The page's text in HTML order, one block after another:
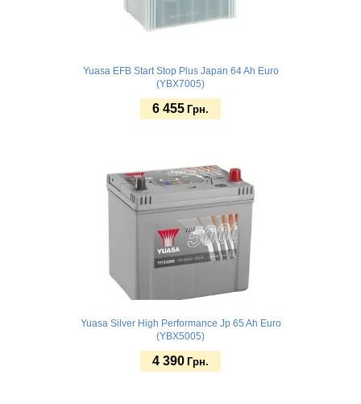
Yuasa EFB Start Stop Plus Japan 64 Ah Euro
(YBX7005)
6 455 Грн.
Yuasa Silver High Performance Jp 65 Ah Euro
(YBX5005)
4 390 Грн.